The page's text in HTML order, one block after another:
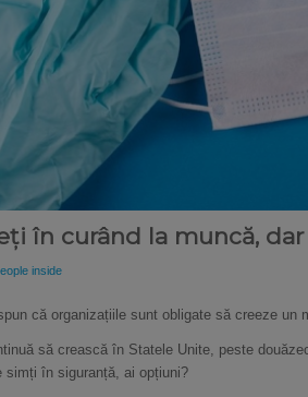
în curând la muncă,
inside
că organizațiile sunt obligate să creeze un
să crească în Statele Unite, peste
în siguranță, ai opțiuni?